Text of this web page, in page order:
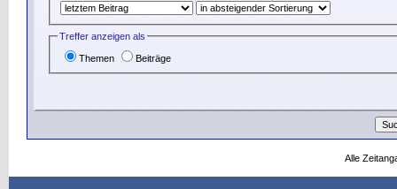
Treffer anzeigen als
Themen Beiträge
Alle